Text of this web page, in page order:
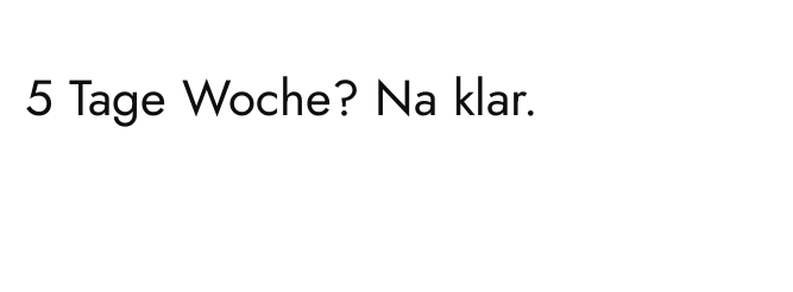
5 Tage Woche? Na klar.